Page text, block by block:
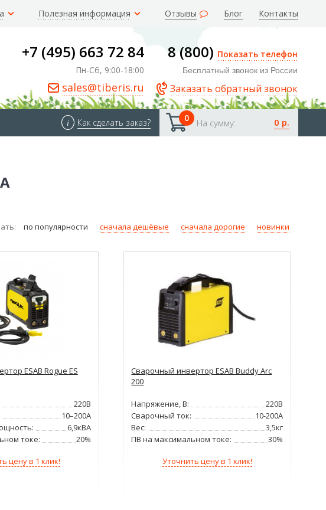
Полезная информация Отзывы Блог Контакты
+7 (495) 663 72 84
Пн-Сб, 9:00-18:00
sales@tiberis.ru
8 (800) Показать телефон
Бесплатный звонок из России
Заказать обратный звонок
0 На сумму: 0 р.
i Как сделать заказ?
по популярности сначала дешёвые сначала дорогие новинки
ESAB Rogue ES
220В
10–200А
6,9кВА
токе:
20%
цену в 1 клик!
Сварочный инвертор ESAB Buddy Arc
200
Напряжение, В:
220В
Сварочный ток:
10-200А
Вес:
3,5кг
ПВ на максимальном токе:
30%
Уточнить цену в 1 клик!